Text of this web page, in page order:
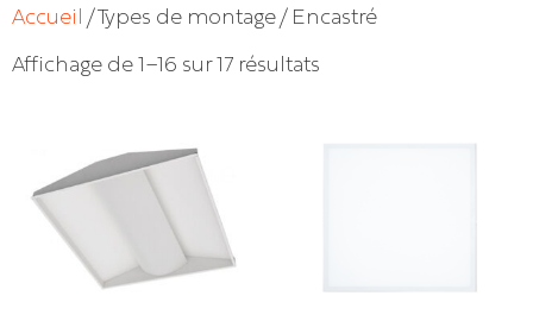
Accueil / Types de montage / Encastré
Affichage de 1–16 sur 17 résultats